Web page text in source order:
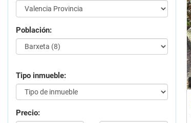
Población:
Tipo inmueble:
Precio: